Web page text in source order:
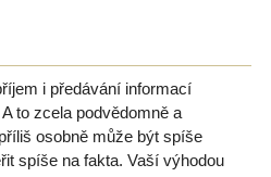
i předávání informací
to zcela podvědomně a
osobně může být spíše
spíše na fakta. Vaší výhodou